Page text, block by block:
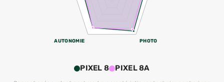
PHOTO
AUTONOMIE
PIXEL 8 PIXEL 8A